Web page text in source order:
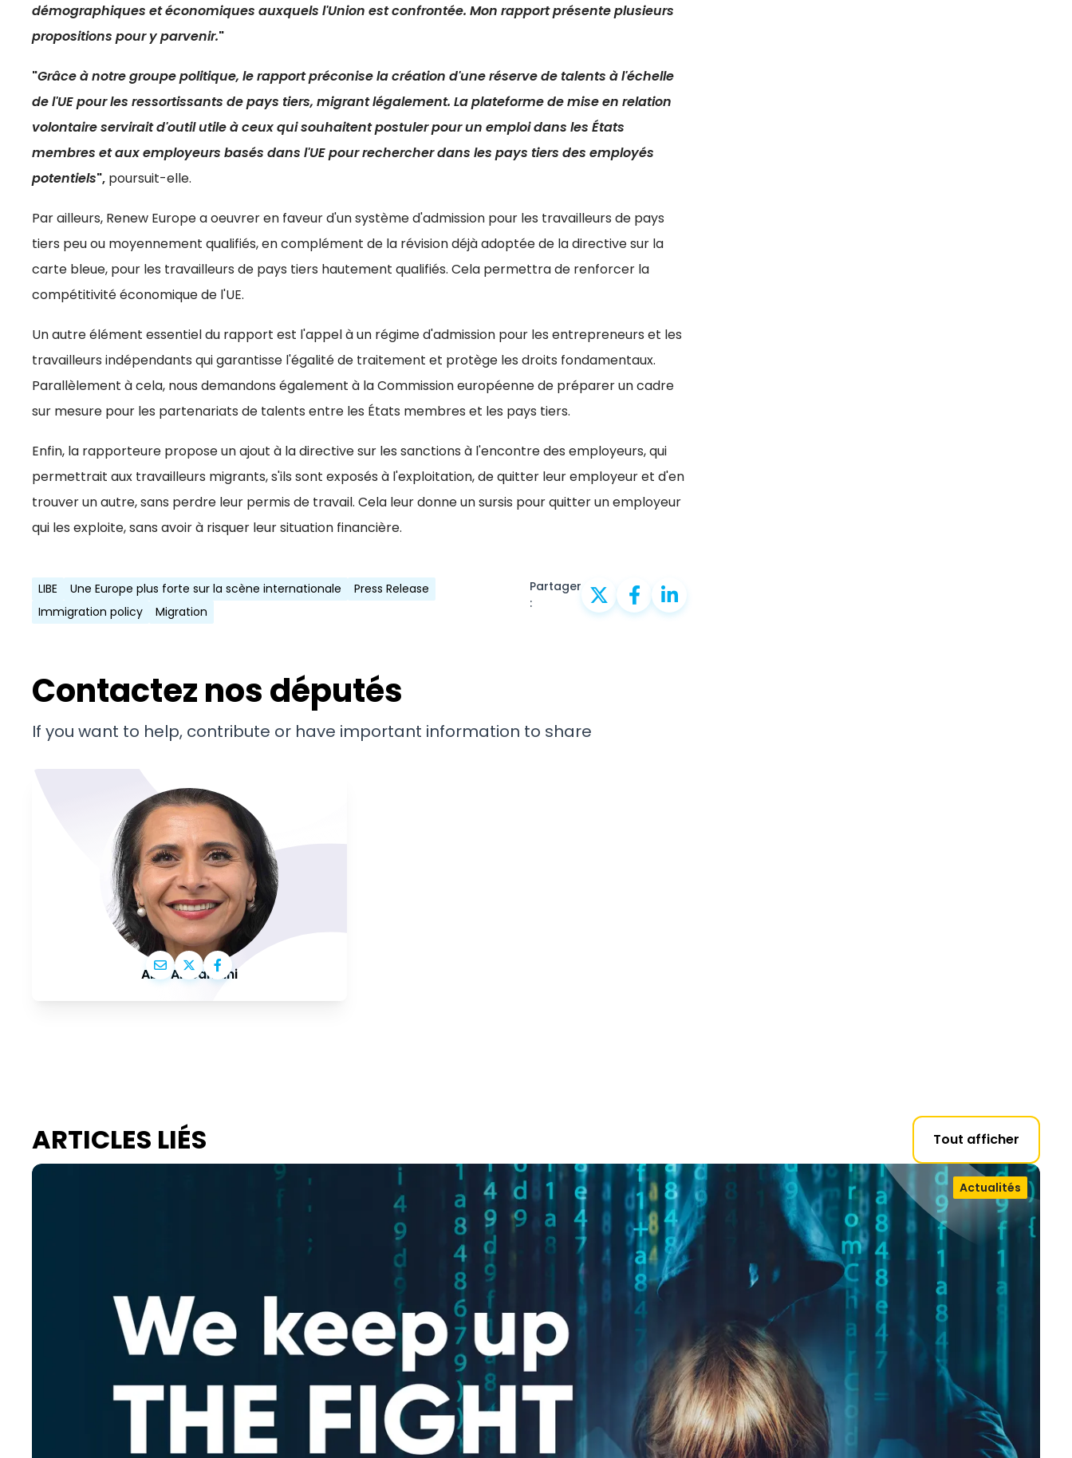
démographiques et économiques auxquels l'Union est confrontée. Mon rapport présente plusieurs
propositions pour y parvenir."
"Grâce à notre groupe politique, le rapport préconise la création d'une réserve de talents à l'échelle
de l'UE pour les ressortissants de pays tiers, migrant légalement. La plateforme de mise en relation
volontaire servirait d'outil utile à ceux qui souhaitent postuler pour un emploi dans les États
membres et aux employeurs basés dans l'UE pour rechercher dans les pays tiers des employés
potentiels", poursuit-elle.
Par ailleurs, Renew Europe a oeuvrer en faveur d'un système d'admission pour les travailleurs de pays
tiers peu ou moyennement qualifiés, en complément de la révision déjà adoptée de la directive sur la
carte bleue, pour les travailleurs de pays tiers hautement qualifiés. Cela permettra de renforcer la
compétitivité économique de l'UE.
Un autre élément essentiel du rapport est l'appel à un régime d'admission pour les entrepreneurs et les
travailleurs indépendants qui garantisse l'égalité de traitement et protège les droits fondamentaux.
Parallèlement à cela, nous demandons également à la Commission européenne de préparer un cadre
sur mesure pour les partenariats de talents entre les États membres et les pays tiers.
Enfin, la rapporteure propose un ajout à la directive sur les sanctions à l'encontre des employeurs, qui
permettrait aux travailleurs migrants, s'ils sont exposés à l'exploitation, de quitter leur employeur et d'en
trouver un autre, sans perdre leur permis de travail. Cela leur donne un sursis pour quitter un employeur
qui les exploite, sans avoir à risquer leur situation financière.
LIBE Une Europe plus forte sur la scène internationale
Press Release
Immigration policy
Migration
Partager
:
Contactez nos députés
If you want to help, contribute or have important information to share
Abir Al-Sahlani
ARTICLES LIÉS Tout afficher
Actualités